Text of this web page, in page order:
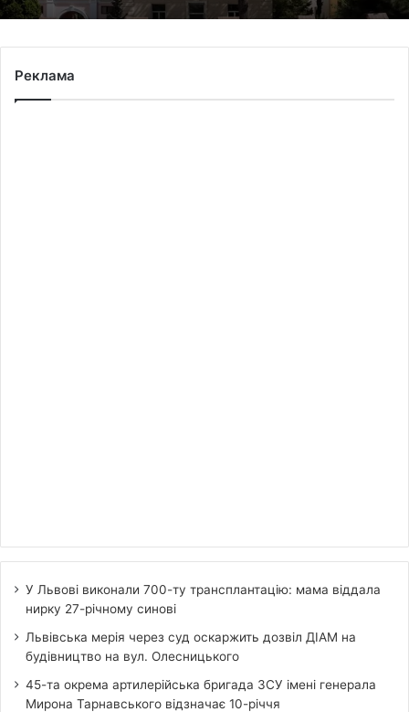
Реклама
У Львові виконали 700-ту трансплантацію: мама віддала
нирку 27-річному синові
Львівська мерія через суд оскаржить дозвіл ДІАМ на
будівництво на вул. Олесницького
45-та окрема артилерійська бригада ЗСУ імені генерала
Мирона Тарнавського відзначає 10-річчя